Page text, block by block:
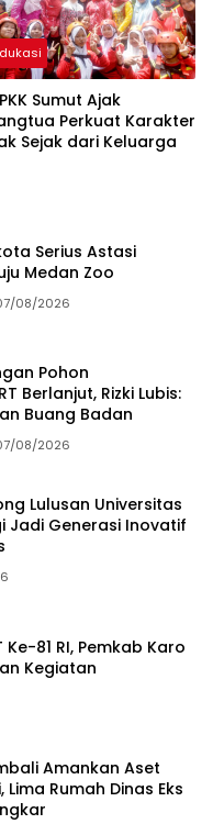
Sumut Ajak
Perkuat Karakter
Sejak dari Keluarga
Serius Astasi
Medan Zoo
08/2026
Pohon
Berlanjut, Rizki Lubis:
Buang Badan
08/2026
Lulusan Universitas
Jadi Generasi Inovatif
81 RI, Pemkab Karo
Kegiatan
Amankan Aset
Lima Rumah Dinas Eks